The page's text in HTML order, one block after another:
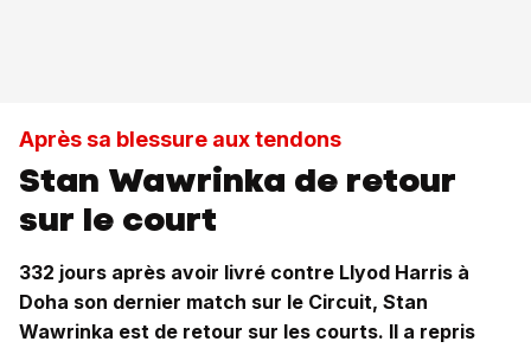
Après sa blessure aux tendons
Stan Wawrinka de retour
sur le court
332 jours après avoir livré contre Llyod Harris à
Doha son dernier match sur le Circuit, Stan
Wawrinka est de retour sur les courts. Il a repris